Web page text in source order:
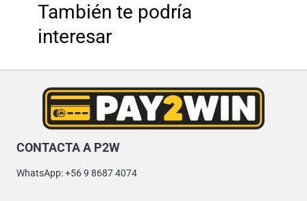
También te podría
interesar
CONTACTA A P2W
WhatsApp: +56 9 8687 4074